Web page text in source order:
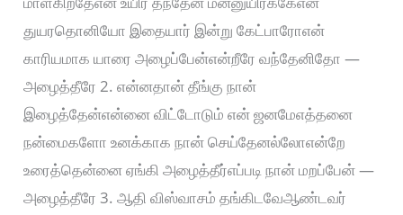
துயரதொனியோ இதையார் இன்று கேட்பாரோஎன்
காரியமாக யாரை அழைப்பேன்என்றீரே வந்தேனிதோ —
அழைத்தீரே 2. என்னதான் தீங்கு நான்
இழைத்தேன்என்னை விட்டோடும் என் ஜனமேஎத்தனை
நன்மைகளோ உனக்காக நான் செய்தேனல்லோஎன்றே
உரைத்தென்னை ஏங்கி அழைத்தீர்எப்படி நான் மறப்பேன் —
அழைத்தீரே 3. ஆதி விஸ்வாசம் தங்கிடவேஆண்டவர்